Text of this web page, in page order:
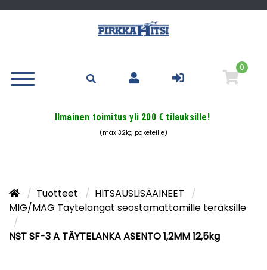
0
Ilmainen toimitus yli 200 € tilauksille!
(max 32kg paketeille)
Tuotteet
HITSAUSLISÄAINEET
MIG/MAG Täytelangat seostamattomille teräksille
NST SF-3 A TÄYTELANKA ASENTO 1,2MM 12,5kg